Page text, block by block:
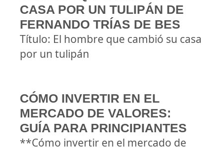
CASA POR UN TULIPÁN DE
FERNANDO TRÍAS DE BES
Título: El hombre que cambió su casa
por un tulipán
CÓMO INVERTIR EN EL
MERCADO DE VALORES:
GUÍA PARA PRINCIPIANTES
**Cómo invertir en el mercado de